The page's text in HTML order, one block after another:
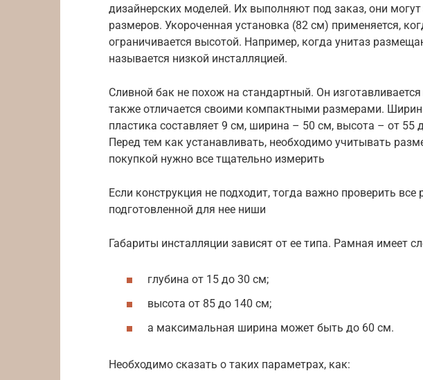
дизайнерских моделей. Их выполняют под заказ, они
размеров. Укороченная установка (82 см) применяется,
ограничивается высотой. Например, когда унитаз
называется низкой инсталляцией.
Сливной бак не похож на стандартный. Он
также отличается своими компактными размерами.
пластика составляет 9 см, ширина – 50 см, высота – от 55
Перед тем как устанавливать, необходимо учитывать
покупкой нужно все тщательно измерить
Если конструкция не подходит, тогда важно проверить
подготовленной для нее ниши
Габариты инсталляции зависят от ее типа. Рамная имеет
глубина от 15 до 30 см;
высота от 85 до 140 см;
а максимальная ширина может быть до 60 см.
Необходимо сказать о таких параметрах, как: